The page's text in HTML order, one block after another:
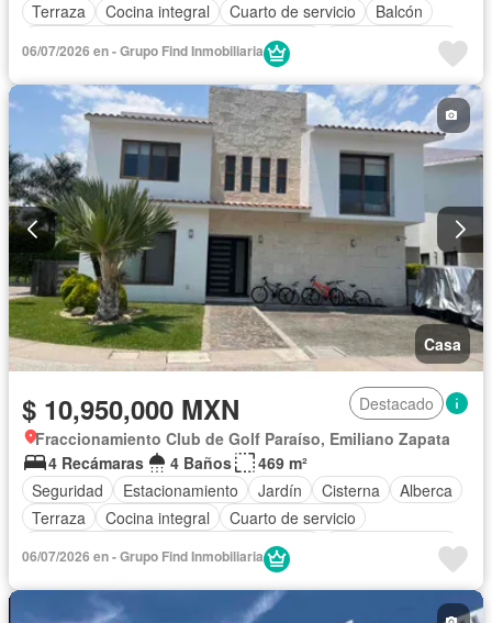
Terraza
Cocina integral Cuarto de servicio
Balcón
Acceso para personas con discapacidad
Cocina equipada
Aire acondicionado Electricidad
Cuarto de Limpieza
Gas natural
Asador
Caseta de vigilancia
Permite mascotas
Permite niños
Sin amueblar
06/07/2026 en - Grupo Find Inmobiliaria
Casa
$ 10,950,000 MXN
Destacado
Fraccionamiento Club de Golf Paraíso, Emiliano Zapata
4 Recámaras
4 Baños
469 m²
Seguridad
Estacionamiento Jardín Cisterna
Alberca
Terraza
Cocina integral
Cuarto de servicio
Acceso para personas con discapacidad
Cocina equipada
Aire acondicionado Jacuzzi
Cuarto de Limpieza
Gas natural
06/07/2026 en - Grupo Find Inmobiliaria